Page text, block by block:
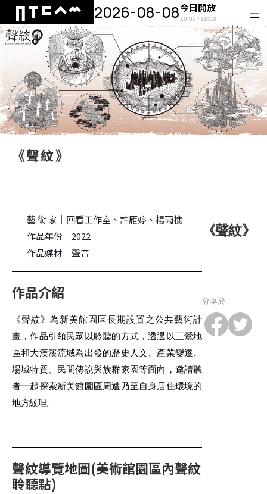
2026-08-08今日開放
10:00 - 18:00
《聲紋》
藝 術 家｜回看工作室、許雁婷、楊雨樵
作品年份｜2022
作品媒材｜聲音
作品介紹
《聲紋》為新美館園區長期設置之公共藝術計
畫，作品引領民眾以聆聽的方式，透過以三鶯地
區和大漢溪流域為出發的歷史人文、產業變遷、
場域特質、民間傳說與族群家園等面向，邀請聽
者一起探索新美館園區周遭乃至自身居住環境的
地方紋理。
聲紋導覽地圖(美術館園區內聲紋
聆聽點)
《聲紋》
分享於